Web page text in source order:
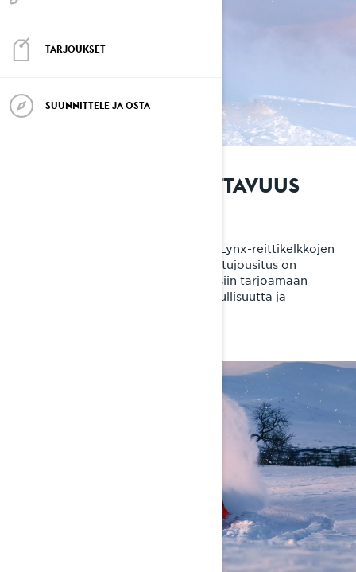
TARJOUKSET
SUUNNITTELE JA OSTA
HUIPPULUOKAN AJETTAVUUS
Lynx-jousitus on jo itsessään käsite. Lynx-reittikelkkojen
PPS³-takajousitus ja LFS-R / LFS+ -etujousitus on
suunniteltu pohjoismaisiin olosuhteisiin tarjoamaan
ainutlaatuista ajomukavuutta, urheilullisuutta ja